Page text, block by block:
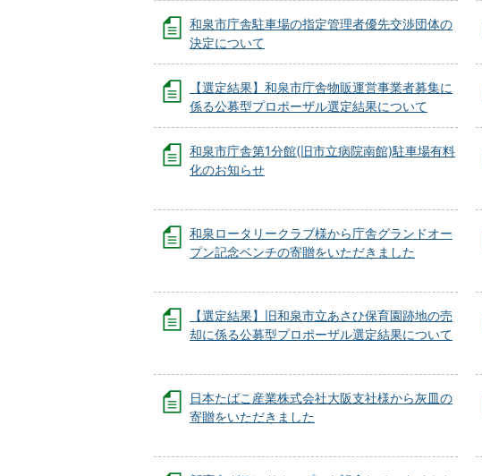
和泉市庁舎駐車場の指定管理者優先交渉団体の
決定について
【選定結果】和泉市庁舎物販運営事業者募集に
係る公募型プロポーザル選定結果について
和泉市庁舎第1分館(旧市立病院南館)駐車場有料
化のお知らせ
和泉ロータリークラブ様から庁舎グランドオー
プン記念ベンチの寄贈をいただきました
【選定結果】旧和泉市立あさひ保育園跡地の売
却に係る公募型プロポーザル選定結果について
日本たばこ産業株式会社大阪支社様から灰皿の
寄贈をいただきました